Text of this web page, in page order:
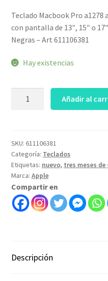
Teclado Macbook Pro a1278
con pantalla de 13″, 15″ o
Negras – Art 611106381
Hay existencias
Unibody
Teclas
Negras
-
Art
611106381
Añadir al
SKU: 611106381
Categoría: Teclados
Etiquetas: nuevo, tres meses
Marca: Apple
Compartir en
Descripción